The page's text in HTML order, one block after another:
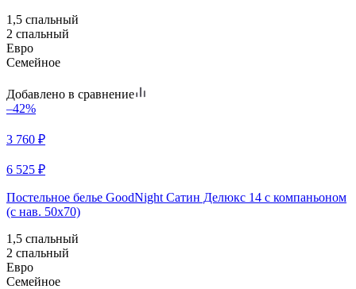
1,5 спальный
2 спальный
Евро
Семейное
Добавлено в сравнение
–42%
3 760 ₽
6 525 ₽
Постельное белье GoodNight Сатин Делюкс 14 с компаньоном
(с нав. 50х70)
1,5 спальный
2 спальный
Евро
Семейное